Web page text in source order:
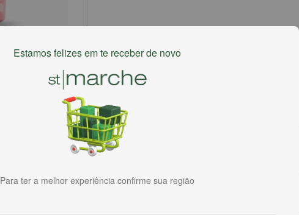
Estamos felizes em te receber de novo
Para ter a melhor experiência confirme sua região